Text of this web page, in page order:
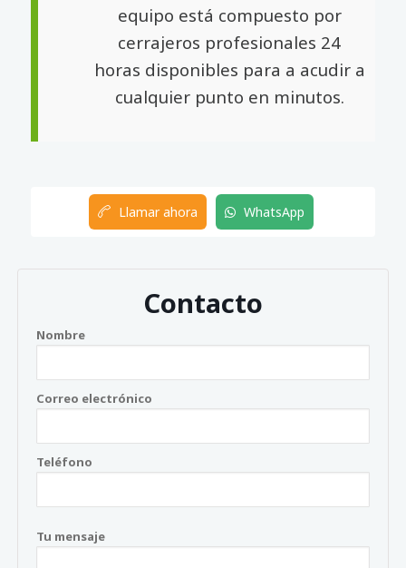
equipo está compuesto por
cerrajeros profesionales 24
horas disponibles para a acudir a
cualquier punto en minutos.
Llamar ahora WhatsApp
Contacto
Nombre
Correo electrónico
Teléfono
Tu mensaje